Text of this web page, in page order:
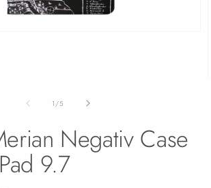
1 /von
5
Negativ Case
9.7